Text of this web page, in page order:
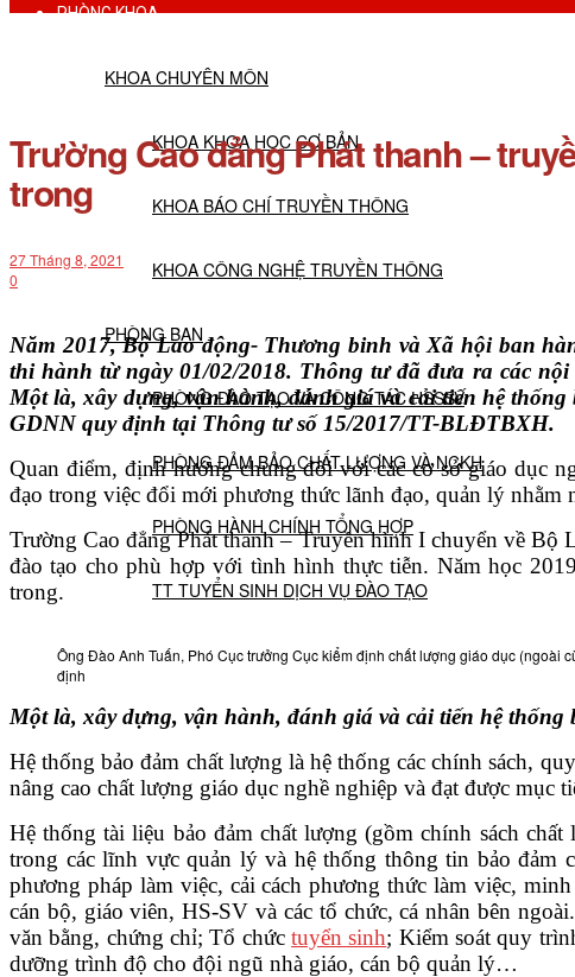
PHÒNG KHOA
KHOA CHUYÊN MÔN
KHOA KHOA HỌC CƠ BẢN
KHOA BÁO CHÍ TRUYỀN THÔNG
KHOA CÔNG NGHỆ TRUYỀN THÔNG
PHÒNG BAN
PHÒNG ĐÀO TẠO VÀ CÔNG TÁC HSSSV
PHÒNG ĐẢM BẢO CHẤT LƯỢNG VÀ NCKH
PHÒNG HÀNH CHÍNH TỔNG HỢP
TT TUYỂN SINH DỊCH VỤ ĐÀO TẠO
NGHIÊN CỨU KHOA HỌC
VĂN BẢN
THƯ VIỆN
Trường Cao đẳng Phát thanh –
trong
27 Tháng 8, 2021
0
Năm 2017, Bộ Lao động- Thương binh và Xã hội ban
thi hành từ ngày 01/02/2018. Thông tư đã đưa ra các
Một là, xây dựng, vận hành, đánh giá và cải tiến hệ
GDNN quy định tại Thông tư số 15/2017/TT-BLĐTBXH.
Quan điểm, định hướng chung đối với các cơ sở giáo dục
đạo trong việc đổi mới phương thức lãnh đạo, quản lý nhằm
Trường Cao đẳng Phát thanh – Truyền hình I chuyển về
đào tạo cho phù hợp với tình hình thực tiễn. Năm học
trong.
Ông Đào Anh Tuấn, Phó Cục trưởng Cục kiểm định chất lượng giáo dục (ngoài
định
Một là, xây dựng, vận hành, đánh giá và cải tiến hệ thống
Hệ thống bảo đảm chất lượng là hệ thống các chính sách,
nâng cao chất lượng giáo dục nghề nghiệp và đạt được mục
Hệ thống tài liệu bảo đảm chất lượng (gồm chính sách
trong các lĩnh vực quản lý và hệ thống thông tin bảo đảm
phương pháp làm việc, cải cách phương thức làm việc,
cán bộ, giáo viên, HS-SV và các tổ chức, cá nhân bên
văn bằng, chứng chỉ; Tổ chứctuyển sinh; Kiểm soát quy
dưỡng trình độ cho đội ngũ nhà giáo, cán bộ quản lý…